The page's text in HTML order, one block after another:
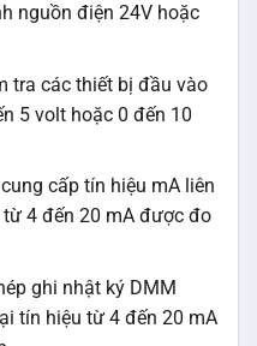
nguồn điện 24V hoặc
tra các thiết bị đầu vào
5 volt hoặc 0 đến 10
cấp tín hiệu mA liên
4 đến 20 mA được đo
ghi nhật ký DMM
tín hiệu từ 4 đến 20 mA